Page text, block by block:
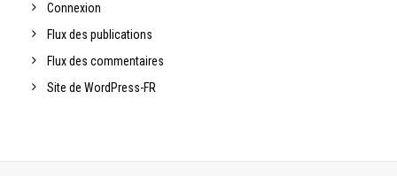
Connexion
Flux des publications
Flux des commentaires
Site de WordPress-FR